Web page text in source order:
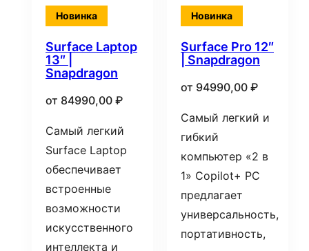
Новинка
Surface Laptop
13″ |
Snapdragon
от 84990,00 ₽
Самый легкий
Surface Laptop
обеспечивает
встроенные
возможности
искусственного
интеллекта и
Новинка
Surface Pro 12″
| Snapdragon
от 94990,00 ₽
Самый легкий и
гибкий
компьютер «2 в
1» Copilot+ PC
предлагает
универсальность,
портативность,